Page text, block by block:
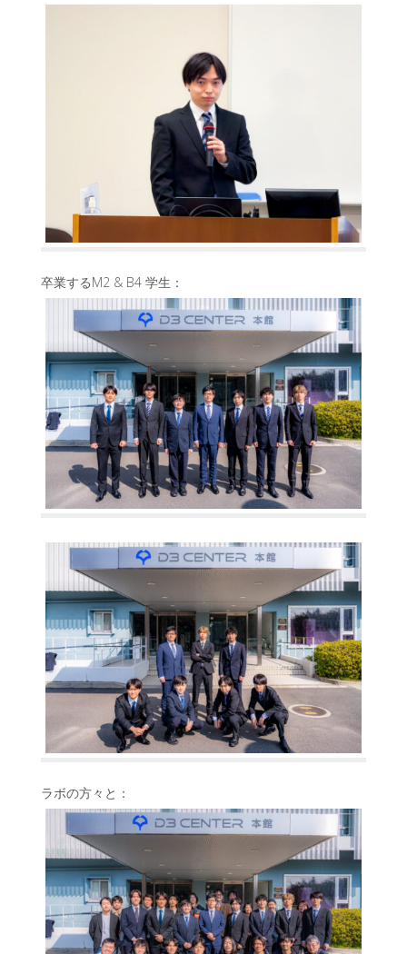
卒業するM2 & B4 学生：
ラボの方々と：